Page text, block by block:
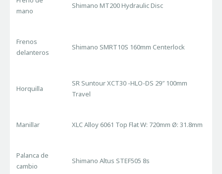
mano
Shimano MT200 Hydraulic Disc
Frenos
delanteros
Shimano SMRT10S 160mm Centerlock
Horquilla
SR Suntour XCT30 -HLO-DS 29″ 100mm
Travel
Manillar XLC Alloy 6061 Top Flat W: 720mm Ø: 31.8mm
Palanca de
cambio
Shimano Altus STEF505 8s